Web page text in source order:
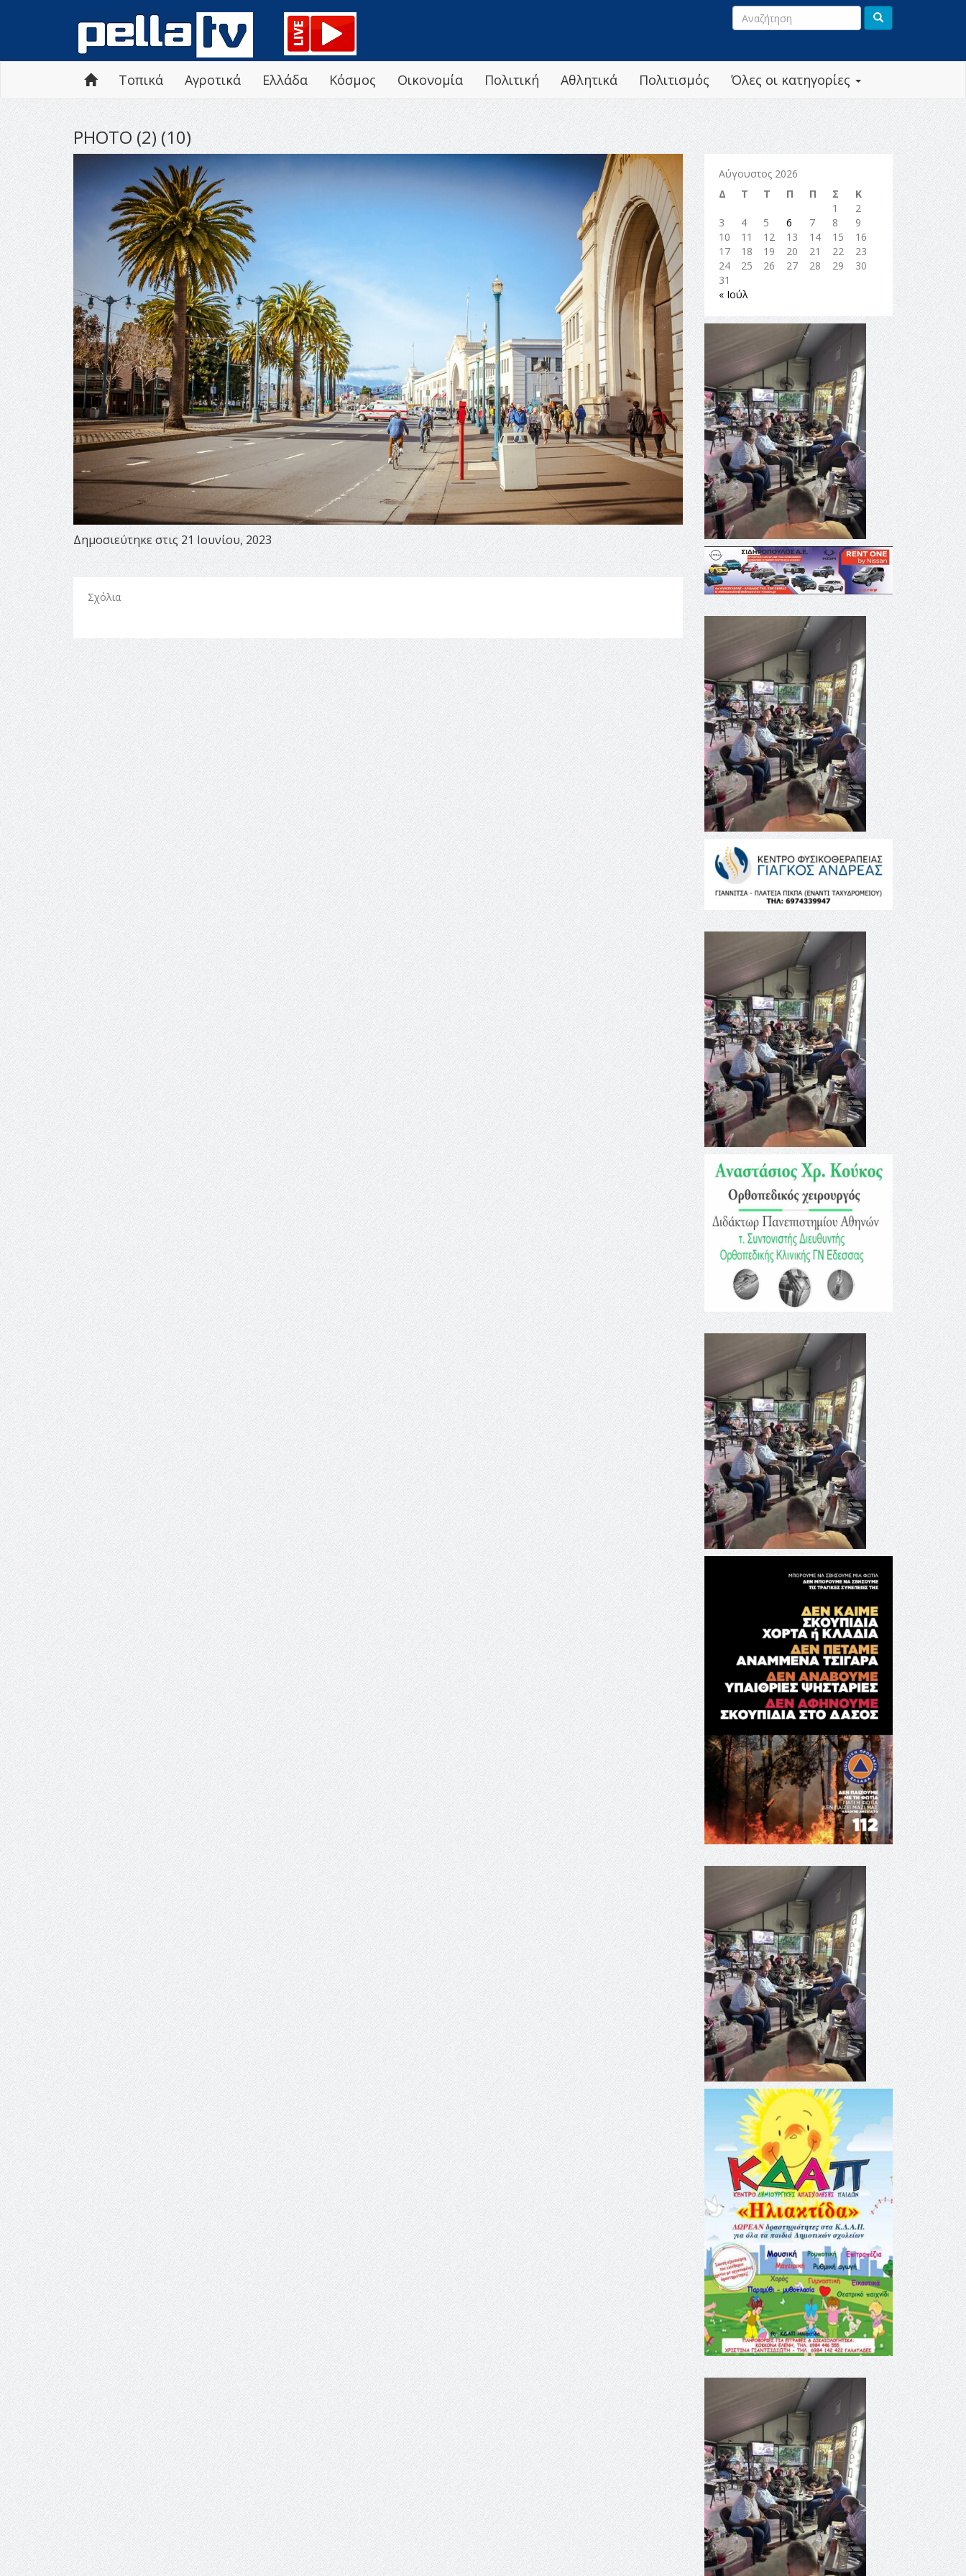
Όλες οι κατηγορίες
Τοπικά Αγροτικά Ελλάδα Κόσμος Οικονομία Πολιτική Αθλητικά Πολιτισμός
PHOTO (2) (10)
Δημοσιεύτηκε στις 21 Ιουνίου, 2023
Σχόλια
Αύγουστος 2026
Δ
Τ Τ Π Π Σ
Κ
1
2
3
4 5 6 7 8
9
10
11 12 13 14 15
16
17
18 19 20 21 22
23
24
25 26 27 28 29
30
31
« Ιούλ